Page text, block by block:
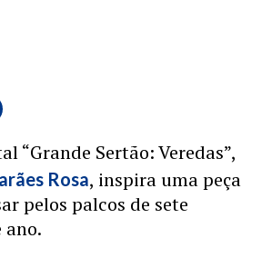
“Grande Sertão: Veredas”,
Rosa, inspira uma peça
pelos palcos de sete
ano.